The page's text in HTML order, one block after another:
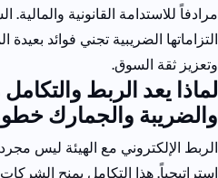
مرادفاً للاستدامة القانونية
التزاماتها الضريبية تجني فوائد
وتعزيز ثقة السوق.
لماذا يعد الربط
والضريبة والجمارك
الربط الإلكتروني مع الهيئة ليس
استراتيجياً. هذا التكامل يمنح